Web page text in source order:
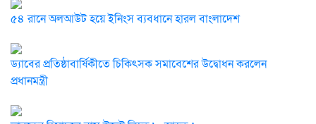
৫৪ রানে অলআউট হয়ে ইনিংস ব্যবধানে হারল বাংলাদেশ
ড্যাবের প্রতিষ্ঠাবার্ষিকীতে চিকিৎসক সমাবেশের উদ্বোধন করলেন
প্রধানমন্ত্রী